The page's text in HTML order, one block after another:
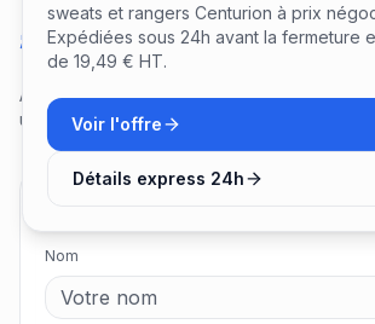
Questions sur ce coffret
Aucune question pour le moment. Soyez le
une question !
Nom
sweats et rangers Centurion à prix
Expédiées sous 24h avant la fermeture
de 19,49 € HT.
Voir l'offre
Détails express 24h